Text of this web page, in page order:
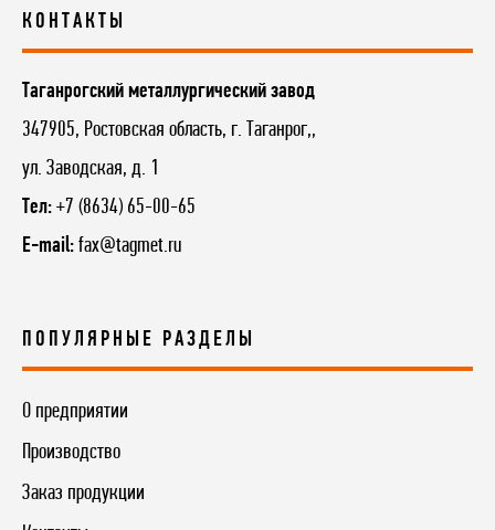
КОНТАКТЫ
Таганрогский металлургический завод
347905, Ростовская область, г. Таганрог,,
ул. Заводская, д. 1
Тел: +7 (8634) 65-00-65
E-mail: fax@tagmet.ru
ПОПУЛЯРНЫЕ РАЗДЕЛЫ
О предприятии
Производство
Заказ продукции